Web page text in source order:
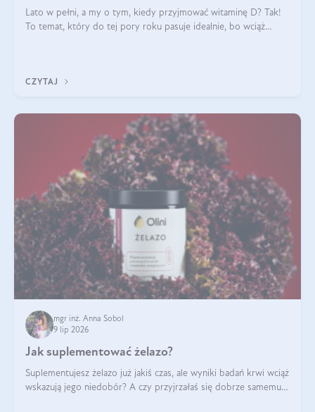
Lato w pełni, a my o tym, kiedy przyjmować witaminę D? Tak!
To temat, który do tej pory roku pasuje idealnie, bo wciąż
CZYTAJ
mgr inż. Anna Sobol
9 lip 2026
Jak suplementować żelazo?
Suplementujesz żelazo już jakiś czas, ale wyniki badań krwi wciąż
wskazują jego niedobór? A czy przyjrzałaś się dobrze samemu